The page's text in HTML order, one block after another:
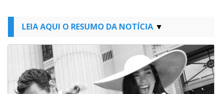
LEIA AQUI O RESUMO DA NOTÍCIA